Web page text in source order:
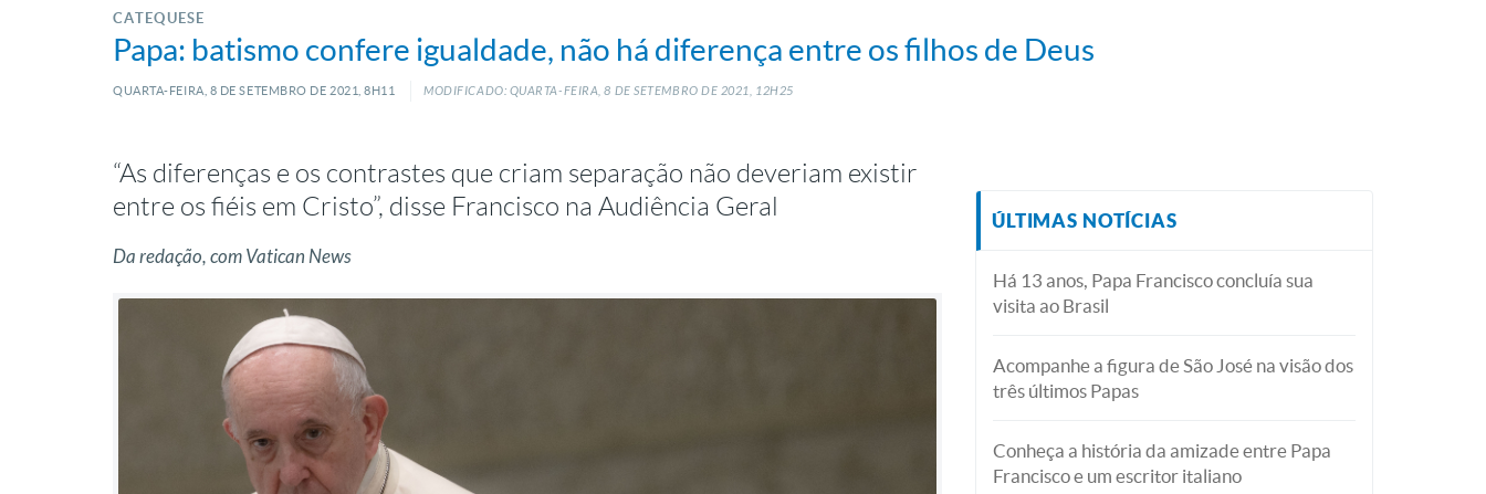
CATEQUESE
Papa: batismo confere igualdade, não há diferença entre os filhos de Deus
QUARTA-FEIRA, 8 DE SETEMBRO DE 2021, 8H11 MODIFICADO: QUARTA-FEIRA, 8 DESETEMBRO DE 2021, 12H25
“As diferenças e os contrastes que criam separação não deveriam existir
entre os fiéis em Cristo”, disse Francisco na Audiência Geral
Da redação, com Vatican News
ÚLTIMAS NOTÍCIAS
Há 13 anos, Papa Francisco concluía sua
visita ao Brasil
Acompanhe a figura de São José na visão dos
três últimos Papas
Conheça a história da amizade entre Papa
Francisco e um escritor italiano